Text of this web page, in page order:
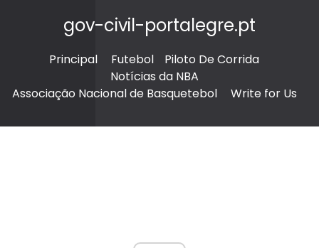
gov-civil-portalegre.pt
Principal Futebol
Piloto De Corrida
Notícias da NBA
Associação Nacional de Basquetebol
Write for Us